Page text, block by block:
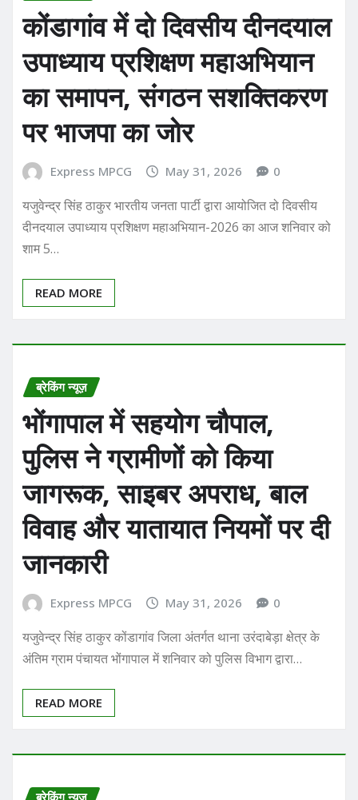
कोंडागांव में दो दिवसीय दीनदयाल
उपाध्याय प्रशिक्षण महाअभियान
का समापन, संगठन सशक्तिकरण
पर भाजपा का जोर
Express MPCG May 31, 2026 0
यजुवेन्द्र सिंह ठाकुर भारतीय जनता पार्टी द्वारा आयोजित दो दिवसीय
दीनदयाल उपाध्याय प्रशिक्षण महाअभियान-2026 का आज शनिवार को
शाम 5…
READ MORE
ब्रेकिंग न्यूज़
भोंगापाल में सहयोग चौपाल,
पुलिस ने ग्रामीणों को किया
जागरूक, साइबर अपराध, बाल
विवाह और यातायात नियमों पर दी
जानकारी
Express MPCG May 31, 2026 0
यजुवेन्द्र सिंह ठाकुर कोंडागांव जिला अंतर्गत थाना उरंदाबेड़ा क्षेत्र के
अंतिम ग्राम पंचायत भोंगापाल में शनिवार को पुलिस विभाग द्वारा…
READ MORE